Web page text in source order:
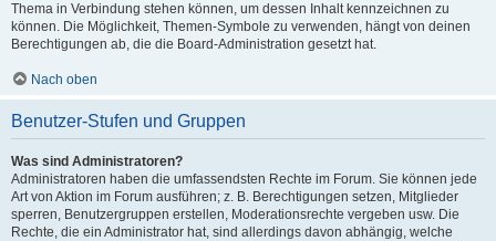
Thema in Verbindung stehen können, um dessen Inhalt kennzeichnen zu
können. Die Möglichkeit, Themen-Symbole zu verwenden, hängt von deinen
Berechtigungen ab, die die Board-Administration gesetzt hat.
Nach oben
Benutzer-Stufen und Gruppen
Was sind Administratoren?
Administratoren haben die umfassendsten Rechte im Forum. Sie können jede
Art von Aktion im Forum ausführen; z. B. Berechtigungen setzen, Mitglieder
sperren, Benutzergruppen erstellen, Moderationsrechte vergeben usw. Die
Rechte, die ein Administrator hat, sind allerdings davon abhängig, welche